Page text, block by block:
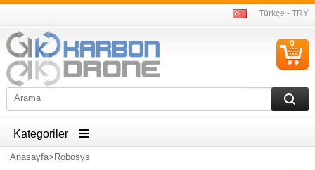
Türkçe - TRY
0
Kategoriler
Anasayfa> Robosys